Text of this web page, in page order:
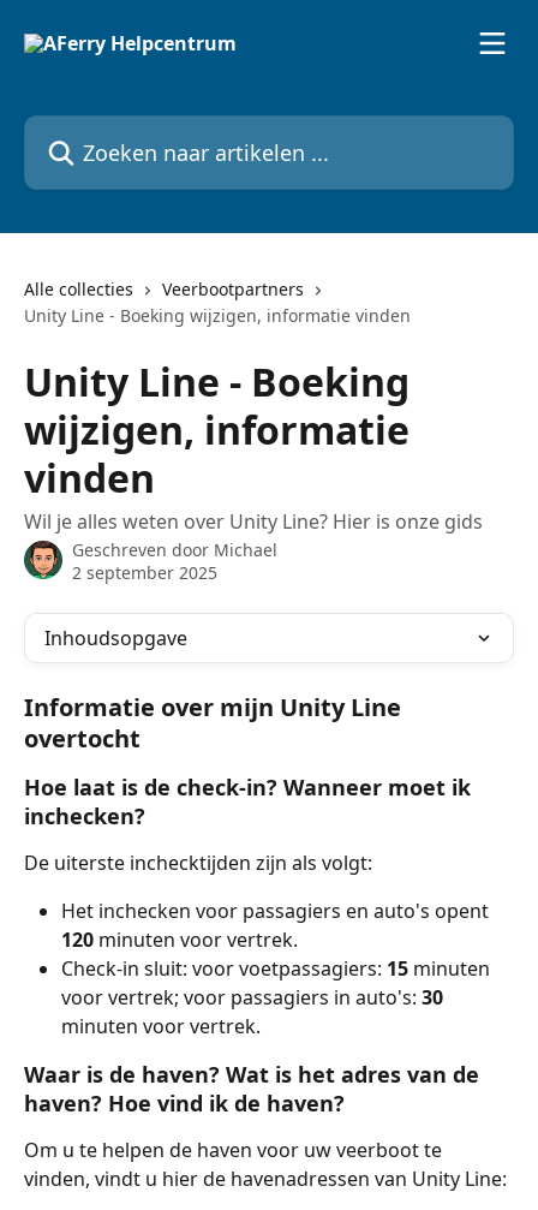
Zoeken naar artikelen ...
Alle collecties
Veerbootpartners
Unity Line - Boeking wijzigen, informatie vinden
Unity Line - Boeking
wijzigen, informatie
vinden
Wil je alles weten over Unity Line? Hier is onze gids
Geschreven door Michael
2 september 2025
Inhoudsopgave
Informatie over mijn Unity Line
overtocht
Hoe laat is de check-in? Wanneer moet ik
inchecken?
De uiterste inchecktijden zijn als volgt:
Het inchecken voor passagiers en auto's opent
120 minuten voor vertrek.
Check-in sluit: voor voetpassagiers: 15 minuten
voor vertrek; voor passagiers in auto's: 30
minuten voor vertrek.
Waar is de haven? Wat is het adres van de
haven? Hoe vind ik de haven?
Om u te helpen de haven voor uw veerboot te
vinden, vindt u hier de havenadressen van Unity Line: